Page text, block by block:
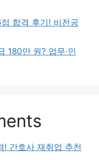
합격 후기! 비전공
180만 원? 업무·민
! 간호사 재취업 추천